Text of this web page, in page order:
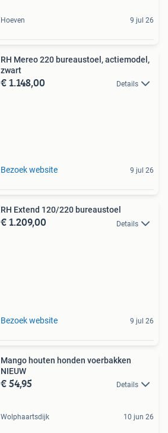
Hoeven 9 jul 26
RH Mereo 220 bureaustoel, actiemodel,
zwart
€ 1.148,00 Details
Bezoek website 9 jul 26
RH Extend 120/220 bureaustoel
€ 1.209,00 Details
Bezoek website 9 jul 26
Mango houten honden voerbakken
NIEUW
€ 54,95 Details
Wolphaartsdijk 10 jun 26